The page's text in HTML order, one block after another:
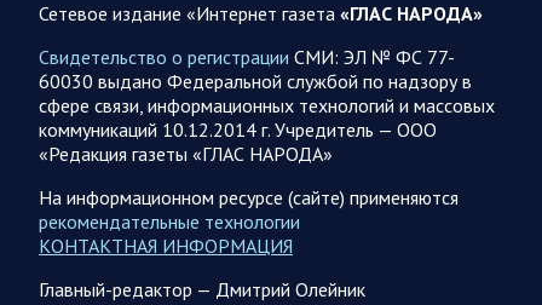
Украинские террористы продолжают убивать мирное
население приграничных районов. Данные на 6 августа
За прошедшие сутки армия трусов и убийц, будучи не в
силах ничего противопоставить на поле боя, атаковала
гражданское население Белгородской…
06.08.2026 07:49
Спецоперация
Сводка на утро 6 августа 2026 года от Двух майоров
В Ярославле после налета перекрыто движение по
Сетевое издание «Интернет газета «ГЛАС НАРОДА»
Свидетельство о регистрации СМИ: ЭЛ № ФС 77-
60030 выдано Федеральной службой по надзору в
сфере связи, информационных технологий и массовых
коммуникаций 10.12.2014 г. Учредитель — ООО
«Редакция газеты «ГЛАС НАРОДА»
На информационном ресурсе (сайте) применяются
рекомендательные технологии
КОНТАКТНАЯ ИНФОРМАЦИЯ
Главный-редактор — Дмитрий Олейник